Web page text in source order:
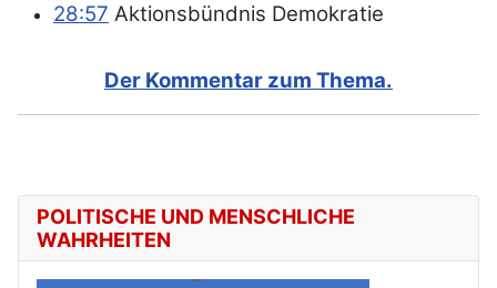
28:57 Aktionsbündnis Demokratie
Der Kommentar zum Thema.
POLITISCHE UND MENSCHLICHE
WAHRHEITEN